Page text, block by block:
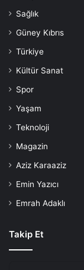
Sağlık
Güney Kıbrıs
Türkiye
Kültür Sanat
Spor
Yaşam
Teknoloji
Magazin
Aziz Karaaziz
Emin Yazıcı
Emrah Adaklı
Takip Et